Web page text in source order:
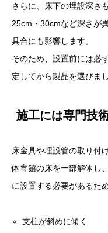
さらに、床下の埋設深さ
25cm・30cmなど深さが
具合にも影響します。
そのため、設置前には必
定してから製品を選びま
施工には専門技
床金具や埋設管の取り付
体育館の床を一部解体し
に設置する必要があるた
支柱が斜めに傾く